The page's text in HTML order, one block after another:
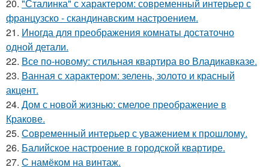
20. "Сталинка" с характером: современный интерьер с
французско - скандинавским настроением.
21. Иногда для преображения комнаты достаточно
одной детали.
22. Все по-новому: стильная квартира во Владикавказе.
23. Ванная с характером: зелень, золото и красный
акцент.
24. Дом с новой жизнью: смелое преображение в
Кракове.
25. Современный интерьер с уважением к прошлому.
26. Балийское настроение в городской квартире.
27. С намёком на винтаж.